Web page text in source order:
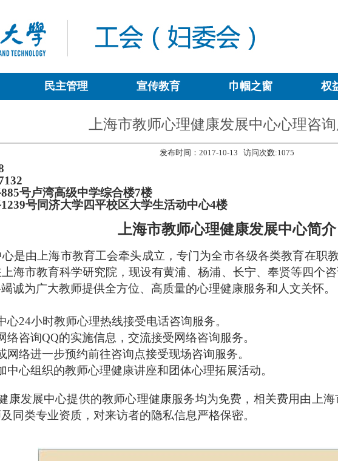
民主管理 宣传教育 巾帼之窗 权
上海市教师心理健康发展中心心理咨
发布时间：2017-10-13 访问次数:1075
885号卢湾高级中学综合楼7楼
1239号同济大学四平校区大学生活动中心4楼
上海市教师心理健康发展中心简介
心是由上海市教育工会牵头成立，专门为全市各级各类教育在职
海市教育科学研究院，现设有黄浦、杨浦、长宁、奉贤等四个
诚为广大教师提供全方位、高质量的心理健康服务和人文关怀。
心24小时教师心理热线接受电话咨询服务。
络咨询QQ的实施信息，交流接受网络咨询服务。
络进一步预约前往咨询点接受现场咨询服务。
心组织的教师心理健康讲座和团体心理拓展活动。
康发展中心提供的教师心理健康服务均为免费，相关费用由上
同类专业资质，对来访者的隐私信息严格保密。